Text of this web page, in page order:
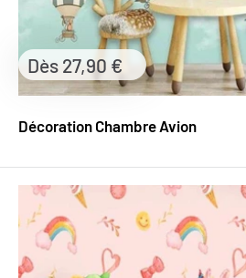
Décoration Chambre Avion
Prix
réduit
Dès 27,90 €